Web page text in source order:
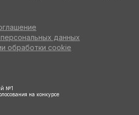
данных
обработки cookie
№1
на конкурсе